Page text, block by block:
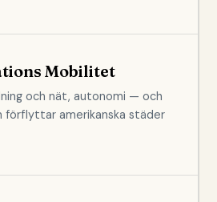
Mobilitet
och nät, autonomi — och
förflyttar amerikanska städer